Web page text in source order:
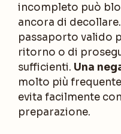
incompleto può
ancora di
passaporto valido
ritorno o di
sufficienti. Una
molto più
evita facilmente
preparazione.